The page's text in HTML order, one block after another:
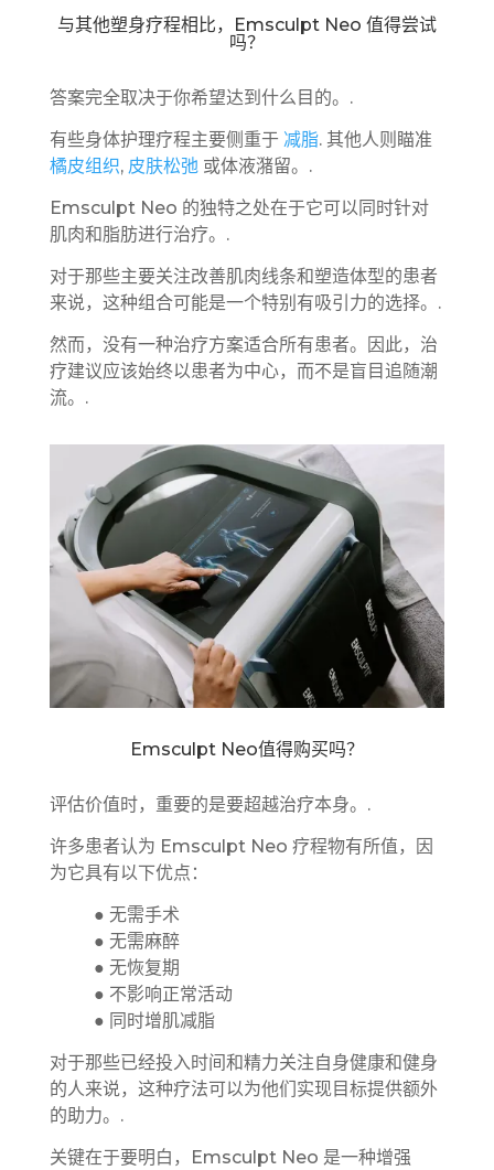
与其他塑身疗程相比，Emsculpt Neo 值得尝试
吗？
答案完全取决于你希望达到什么目的。.
有些身体护理疗程主要侧重于 减脂. 其他人则瞄准
橘皮组织, 皮肤松弛或体液潴留。.
Emsculpt Neo 的独特之处在于它可以同时针对
肌肉和脂肪进行治疗。.
对于那些主要关注改善肌肉线条和塑造体型的患者
来说，这种组合可能是一个特别有吸引力的选择。.
然而，没有一种治疗方案适合所有患者。因此，治
疗建议应该始终以患者为中心，而不是盲目追随潮
流。.
Emsculpt Neo值得购买吗？
评估价值时，重要的是要超越治疗本身。.
许多患者认为 Emsculpt Neo 疗程物有所值，因
为它具有以下优点：
● 无需手术
● 无需麻醉
● 无恢复期
● 不影响正常活动
● 同时增肌减脂
对于那些已经投入时间和精力关注自身健康和健身
的人来说，这种疗法可以为他们实现目标提供额外
的助力。.
关键在于要明白，Emsculpt Neo 是一种增强